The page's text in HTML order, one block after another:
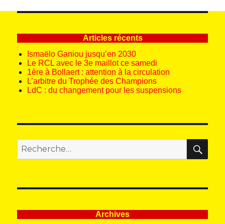
Articles récents
Ismaëlo Ganiou jusqu’en 2030
Le RCL avec le 3e maillot ce samedi
1ère à Bollaert : attention à la circulation
L’arbitre du Trophée des Champions
LdC : du changement pour les suspensions
pour
:
Archives